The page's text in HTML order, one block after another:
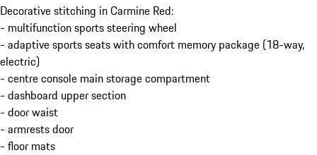
Decorative stitching in Carmine Red:
- multifunction sports steering wheel
- adaptive sports seats with comfort memory package (18-way,
electric)
- centre console main storage compartment
- dashboard upper section
- door waist
- armrests door
- floor mats